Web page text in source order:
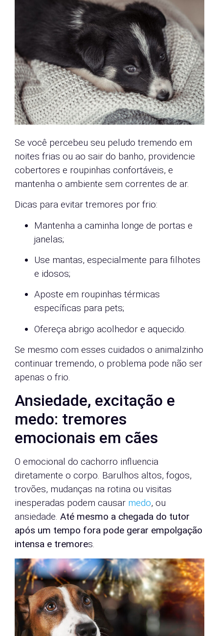
Se você percebeu seu peludo tremendo em
noites frias ou ao sair do banho, providencie
cobertores e roupinhas confortáveis, e
mantenha o ambiente sem correntes de ar.
Dicas para evitar tremores por frio:
Mantenha a caminha longe de portas e
janelas;
Use mantas, especialmente para filhotes
e idosos;
Aposte em roupinhas térmicas
específicas para pets;
Ofereça abrigo acolhedor e aquecido.
Se mesmo com esses cuidados o animalzinho
continuar tremendo, o problema pode não ser
apenas o frio.
Ansiedade, excitação e
medo: tremores
emocionais em cães
O emocional do cachorro influencia
diretamente o corpo. Barulhos altos, fogos,
trovões, mudanças na rotina ou visitas
inesperadas podem causar medo, ou
ansiedade. Até mesmo a chegada do tutor
após um tempo fora pode gerar empolgação
intensa e tremores.